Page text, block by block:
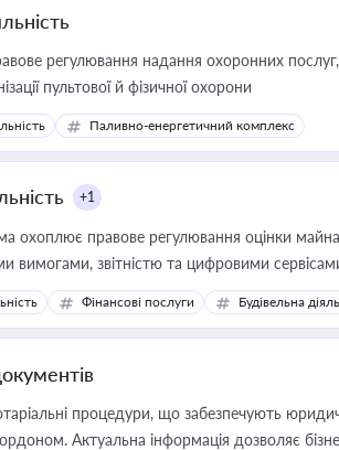
регулювання надання охоронних
пультової й фізичної охорони
Паливно-енергетичний комплекс
+1
охоплює правове регулювання оцінки
вимогами, звітністю та цифровими
сфері корисне для власника бізнесу,
державного майна, корпоративних угод і
Фінансові послуги Будівельна
процедури, що забезпечують
Актуальна інформація дозволяє